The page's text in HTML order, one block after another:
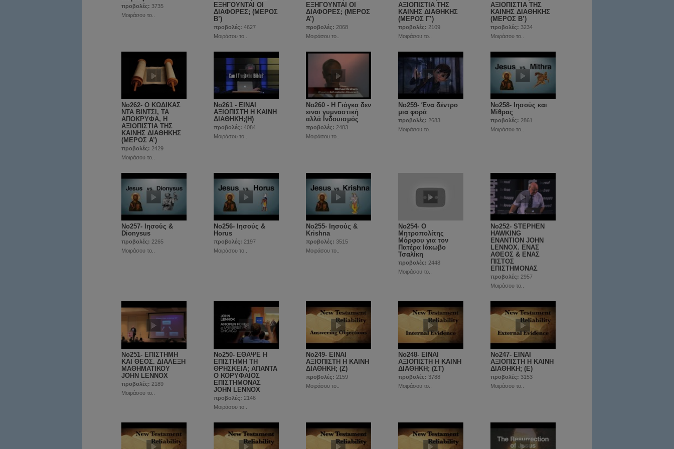
προβολές: 3735
Μοιράσου το..
ΕΞΗΓΟΥΝΤΑΙ ΟΙ
ΔΙΑΦΟΡΕΣ; (ΜΕΡΟΣ
Β’)
προβολές: 4627
Μοιράσου το..
ΕΞΗΓΟΥΝΤΑΙ ΟΙ
ΔΙΑΦΟΡΕΣ; (ΜΕΡΟΣ
Α’)
προβολές: 2068
Μοιράσου το..
ΑΞΙΟΠΙΣΤΙΑ ΤΗΣ
ΚΑΙΝΗΣ ΔΙΑΘΗΚΗΣ
(ΜΕΡΟΣ Γ’)
προβολές: 2109
Μοιράσου το..
ΑΞΙΟΠΙΣΤΙΑ ΤΗΣ
ΚΑΙΝΗΣ ΔΙΑΘΗΚΗΣ
(ΜΕΡΟΣ Β’)
προβολές: 3234
Μοιράσου το..
No262- Ο ΚΩΔΙΚΑΣ
ΝΤΑ ΒΙΝΤΣΙ, ΤΑ
ΑΠΟΚΡΥΦΑ, Η
ΑΞΙΟΠΙΣΤΙΑ ΤΗΣ
ΚΑΙΝΗΣ ΔΙΑΘΗΚΗΣ
(ΜΕΡΟΣ A’)
προβολές: 2429
Μοιράσου το..
No261 - ΕΙΝΑΙ
ΑΞΙΟΠΙΣΤΗ Η ΚΑΙΝΗ
ΔΙΑΘΗΚΗ;(Η)
προβολές: 4084
Μοιράσου το..
Νο260 - Η Γιόγκα δεν
ειναι γυμναστική
αλλά Ινδουισμός
προβολές: 2483
Μοιράσου το..
Νο259- Ένα δέντρο
μια φορά
προβολές: 2683
Μοιράσου το..
No258- Ιησούς και
Μίθρας
προβολές: 2861
Μοιράσου το..
No257- Ιησούς &
Dionysus
προβολές: 2265
Μοιράσου το..
No256- Ιησούς &
Horus
προβολές: 2197
Μοιράσου το..
Νο255- Ιησούς &
Krishna
προβολές: 3515
Μοιράσου το..
No254- Ο
Μητροπολίτης
Μόρφου για τον
Πατέρα Ιάκωβο
Τσαλίκη
προβολές: 2448
Μοιράσου το..
Νο252- SΤΕPHEN
HAWKING
ΕΝΑΝΤΙΟΝ JOHN
LENNOX. ΕΝΑΣ
ΑΘΕΟΣ & ΕΝΑΣ
ΠΙΣΤΟΣ
ΕΠΙΣΤΗΜΟΝΑΣ
προβολές: 2957
Μοιράσου το..
No251- ΕΠΙΣΤΗΜΗ
ΚΑΙ ΘΕΟΣ. ΔΙΑΛΕΞΗ
ΜΑΘΗΜΑΤΙΚΟΥ
JOHN LENNOX
προβολές: 2189
Μοιράσου το..
Νο250- ΕΘΑΨΕ Η
ΕΠΙΣΤΗΜΗ ΤΗ
ΘΡΗΣΚΕΙΑ; ΑΠΑΝΤΑ
Ο ΚΟΡΥΦΑΙΟΣ
EΠΙΣΤΗΜΟΝΑΣ
JOHN LENNOX
προβολές: 2146
Μοιράσου το..
No249- ΕΙΝΑΙ
ΑΞΙΟΠΙΣΤΗ Η ΚΑΙΝΗ
ΔΙΑΘΗΚΗ; (Ζ)
προβολές: 2159
Μοιράσου το..
No248- ΕΙΝΑΙ
ΑΞΙΟΠΙΣΤΗ Η ΚΑΙΝΗ
ΔΙΑΘΗΚΗ; (ΣΤ)
προβολές: 3788
Μοιράσου το..
No247- ΕΙΝΑΙ
ΑΞΙΟΠΙΣΤΗ Η ΚΑΙΝΗ
ΔΙΑΘΗΚΗ; (Ε)
προβολές: 3153
Μοιράσου το..